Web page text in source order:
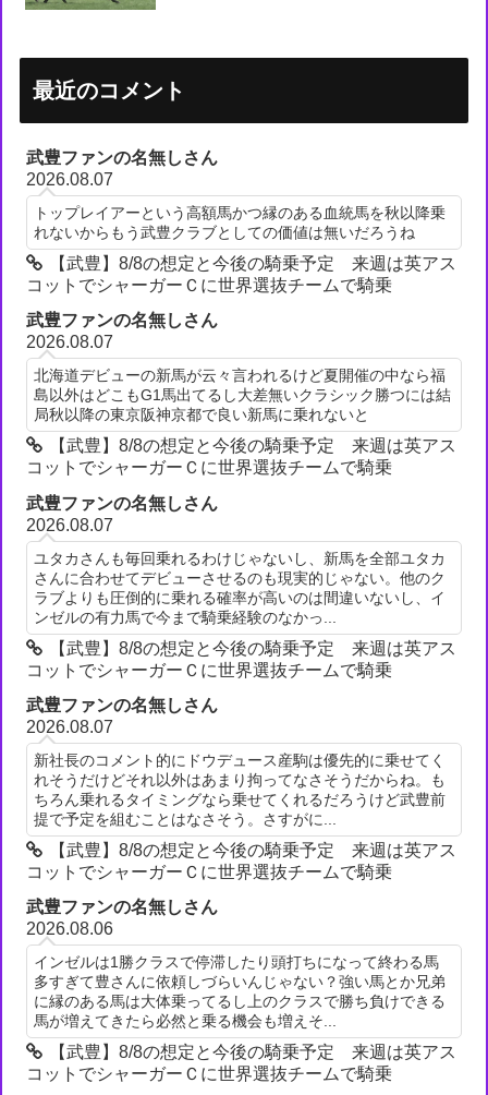
最近のコメント
武豊ファンの名無しさん
2026.08.07
トップレイアーという高額馬かつ縁のある血統馬を秋以降乗
れないからもう武豊クラブとしての価値は無いだろうね
【武豊】8/8の想定と今後の騎乗予定 来週は英アス
コットでシャーガーＣに世界選抜チームで騎乗
武豊ファンの名無しさん
2026.08.07
北海道デビューの新馬が云々言われるけど夏開催の中なら福
島以外はどこもG1馬出てるし大差無いクラシック勝つには結
局秋以降の東京阪神京都で良い新馬に乗れないと
【武豊】8/8の想定と今後の騎乗予定 来週は英アス
コットでシャーガーＣに世界選抜チームで騎乗
武豊ファンの名無しさん
2026.08.07
ユタカさんも毎回乗れるわけじゃないし、新馬を全部ユタカ
さんに合わせてデビューさせるのも現実的じゃない。他のク
ラブよりも圧倒的に乗れる確率が高いのは間違いないし、イ
ンゼルの有力馬で今まで騎乗経験のなかっ...
【武豊】8/8の想定と今後の騎乗予定 来週は英アス
コットでシャーガーＣに世界選抜チームで騎乗
武豊ファンの名無しさん
2026.08.07
新社長のコメント的にドウデュース産駒は優先的に乗せてく
れそうだけどそれ以外はあまり拘ってなさそうだからね。も
ちろん乗れるタイミングなら乗せてくれるだろうけど武豊前
提で予定を組むことはなさそう。さすがに...
【武豊】8/8の想定と今後の騎乗予定 来週は英アス
コットでシャーガーＣに世界選抜チームで騎乗
武豊ファンの名無しさん
2026.08.06
インゼルは1勝クラスで停滞したり頭打ちになって終わる馬
多すぎて豊さんに依頼しづらいんじゃない？強い馬とか兄弟
に縁のある馬は大体乗ってるし上のクラスで勝ち負けできる
馬が増えてきたら必然と乗る機会も増えそ...
【武豊】8/8の想定と今後の騎乗予定 来週は英アス
コットでシャーガーＣに世界選抜チームで騎乗